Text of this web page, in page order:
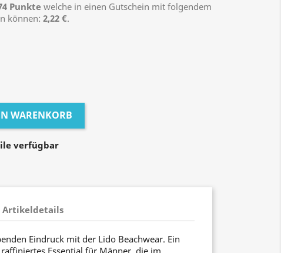
Punkte welche in einen Gutschein mit folgendem
können: 2,22 €.
WARENKORB
verfügbar
Artikeldetails
Eindruck mit der Lido Beachwear. Ein
Essential für Männer, die im